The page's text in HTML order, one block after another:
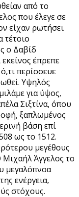
από το
που έλεγε σε
είχαν ρωτήσει
τέτοιο
ο Δαβίδ
έπρεπε
περίσσευε
Υψηλός
για ύψος,
Σιξτίνα, όπου
ξαπλωμένος
βάση επί
ως το 1512.
μεγέθους
Άγγελος το
μεγαλόπνοα
ενέργεια,
στόχους.